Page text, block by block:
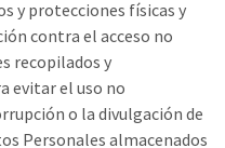
y protecciones físicas y
contra el acceso no
recopilados y
evitar el uso no
o la divulgación de
Personales almacenados